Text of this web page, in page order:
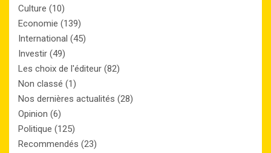
Culture (10)
Economie (139)
International (45)
Investir (49)
Les choix de l'éditeur (82)
Non classé (1)
Nos dernières actualités (28)
Opinion (6)
Politique (125)
Recommendés (23)